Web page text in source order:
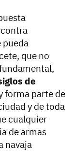
pueda
que no
de
forma parte de
y de toda
cualquier
de armas
navaja